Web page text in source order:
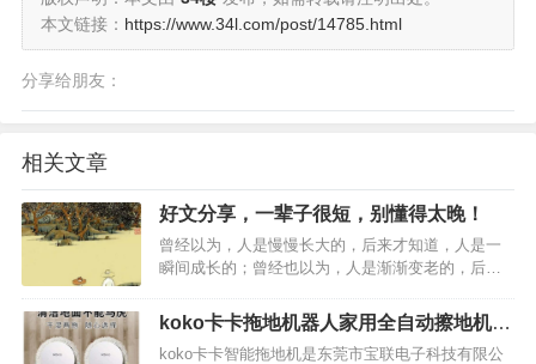
本文链接： https://www.34l.com/post/14785.html
分享给朋友：
相关文章
好文分享，一辈子很短，别懂得太晚！
曾经以为，人是慢慢长大的，后来才知道，人是一
瞬间成长的；曾经也以为，人是渐渐变老的，后来
koko卡卡拖地机器人家用全自动擦地机推
荐
koko卡卡智能拖地机是东莞市宝联电子科技有限公